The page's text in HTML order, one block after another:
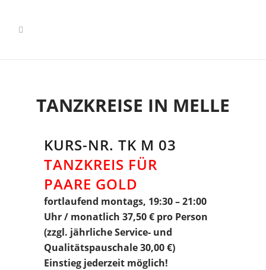
TANZKREISE IN MELLE
KURS-NR. TK M 03
TANZKREIS FÜR
PAARE GOLD
fortlaufend montags, 19:30 – 21:00
Uhr / monatlich 37,50 € pro Person
(zzgl. jährliche Service- und
Qualitätspauschale 30,00 €)
Einstieg jederzeit möglich!